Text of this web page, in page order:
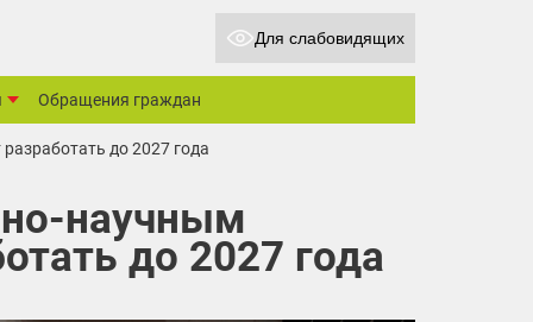
Для слабовидящих
Обращения граждан
до 2027 года
научным
до 2027 года